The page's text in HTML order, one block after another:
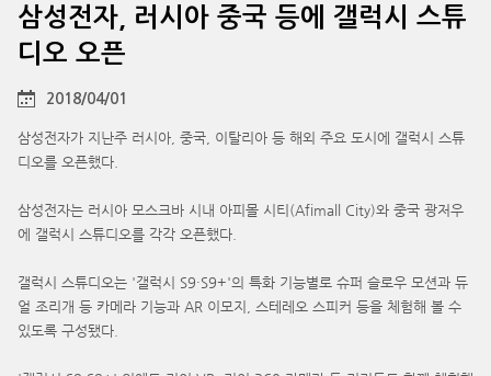
삼성전자, 러시아 중국 등에 갤럭시 스튜
디오 오픈
2018/04/01
삼성전자가 지난주 러시아, 중국, 이탈리아 등 해외 주요 도시에 갤럭시 스튜
디오를 오픈했다.
삼성전자는 러시아 모스크바 시내 아피몰 시티(Afimall City)와 중국 광저우
에 갤럭시 스튜디오를 각각 오픈했다.
갤럭시 스튜디오는 '갤럭시 S9·S9+'의 특화 기능별로 슈퍼 슬로우 모션과 듀
얼 조리개 등 카메라 기능과 AR 이모지, 스테레오 스피커 등을 체험해 볼 수
있도록 구성됐다.